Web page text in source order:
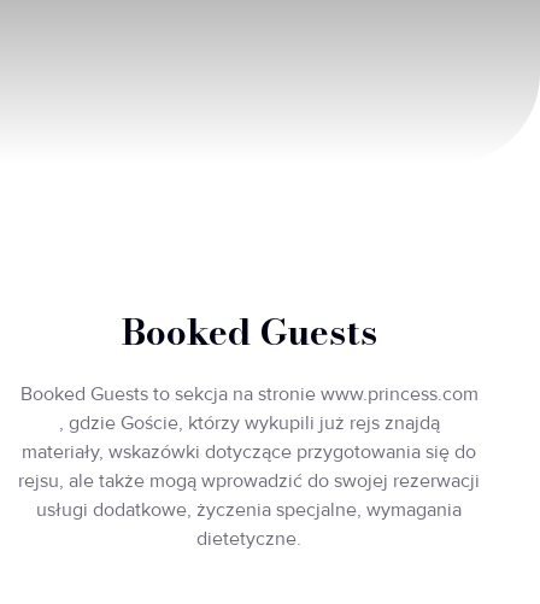
Booked Guests
Booked Guests to sekcja na stronie www.princess.com
, gdzie Goście, którzy wykupili już rejs znajdą
materiały, wskazówki dotyczące przygotowania się do
rejsu, ale także mogą wprowadzić do swojej rezerwacji
usługi dodatkowe, życzenia specjalne, wymagania
dietetyczne.